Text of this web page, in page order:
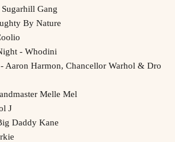
Gang
By Nature
- Whodini
Aaron Harmon, Chancellor Warhol & Dro
Melle Mel
J
Daddy Kane